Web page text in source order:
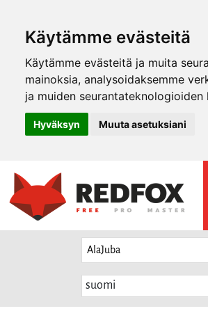
Käytämme evästeitä
Käytämme evästeitä ja muita
mainoksia, analysoidaksemme
ja muiden seurantateknologioiden
Hyväksyn Muuta asetuksiani
suomi